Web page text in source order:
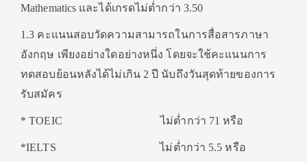
Mathematics และได้เกรดไม่ต่ำกว่า 3.50
1.3 คะแนนสอบวัดความสามารถในการสื่อสารภาษา
อังกฤษ เพียงอย่างใดอย่างหนึ่ง โดยจะใช้คะแนนการ
ทดสอบย้อนหลังได้ไม่เกิน 2 ปี นับถึงวันสุดท้ายของการ
รับสมัคร
* TOEIC ไม่ต่ำกว่า 71 หรือ
*IELTS ไม่ต่ำกว่า 5.5 หรือ